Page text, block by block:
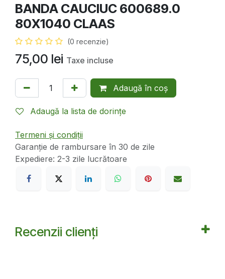
BANDA CAUCIUC 600689.0
80X1040 CLAAS
(0 recenzie)
75,00 lei Taxe incluse
Adaugă în coș
Adaugă la lista de dorințe
Termeni și condiții
Garanție de rambursare în 30 de zile
Expediere: 2-3 zile lucrătoare
Recenzii clienți